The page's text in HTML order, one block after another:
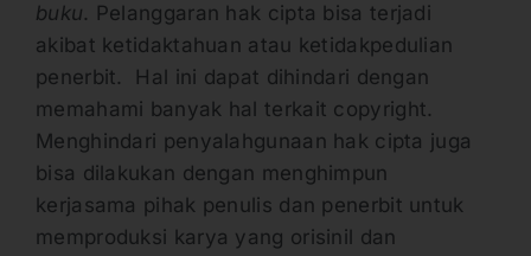
buku. Pelanggaran hak cipta bisa terjadi
akibat ketidaktahuan atau ketidakpedulian
penerbit. Hal ini dapat dihindari dengan
memahami banyak hal terkait copyright.
Menghindari penyalahgunaan hak cipta juga
bisa dilakukan dengan menghimpun
kerjasama pihak penulis dan penerbit untuk
memproduksi karya yang orisinil dan